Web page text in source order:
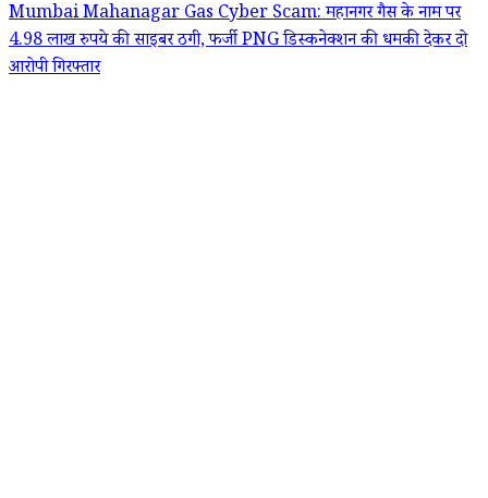
Mumbai Mahanagar Gas Cyber Scam: महानगर गैस के नाम पर
4.98 लाख रुपये की साइबर ठगी, फर्जी PNG डिस्कनेक्शन की धमकी देकर दो
आरोपी गिरफ्तार